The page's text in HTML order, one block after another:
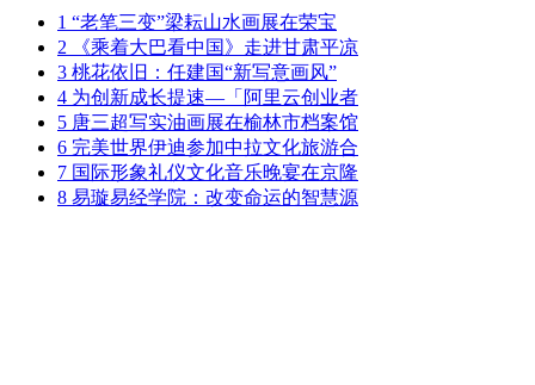
1 “老笔三变”梁耘山水画展在荣宝
2 《乘着大巴看中国》走进甘肃平凉
3 桃花依旧：任建国“新写意画风”
4 为创新成长提速—「阿里云创业者
5 唐三超写实油画展在榆林市档案馆
6 完美世界伊迪参加中拉文化旅游合
7 国际形象礼仪文化音乐晚宴在京隆
8 易璇易经学院：改变命运的智慧源